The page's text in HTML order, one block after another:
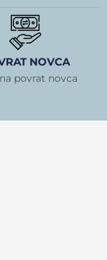
NOVCA
povrat novca